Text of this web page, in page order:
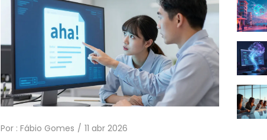
Por : Fábio Gomes 11 abr 2026